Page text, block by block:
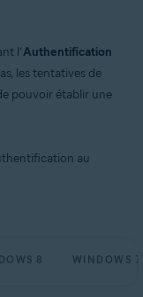
l’Authentification
les tentatives de
pouvoir établir une
au
8 WINDOWS 7